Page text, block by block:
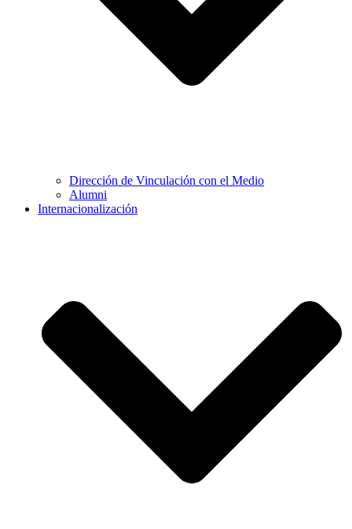
Dirección de Vinculación con el Medio
Alumni
Internacionalización